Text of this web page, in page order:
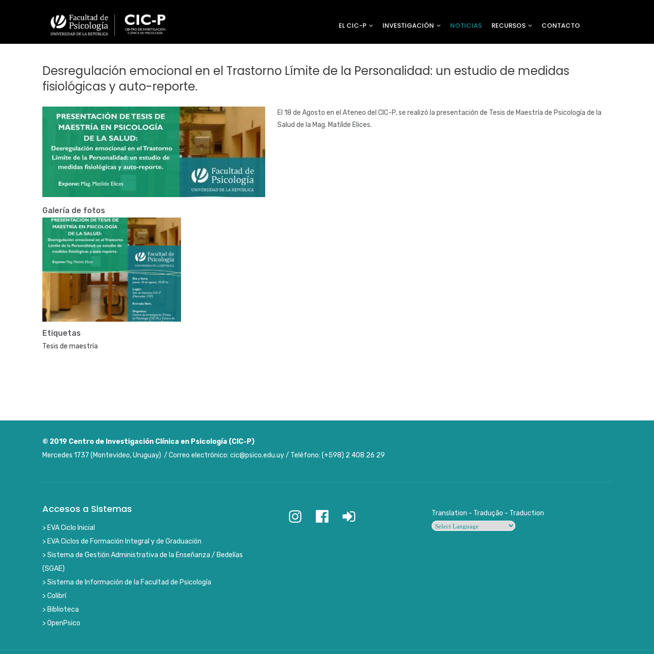
principal
EL CIC-P INVESTIGACIÓN NOTICIAS RECURSOS CONTACTO
Desregulación emocional en el Trastorno Límite de la Personalidad: un estudio de medidas
fisiológicas y auto-reporte.
Imagen/Afiche
El 18 de Agosto en el Ateneo del CIC-P, se realizó la presentación de Tesis de Maestría de Psicología de la
Salud de la Mag. Matílde Elices.
Galería de fotos
Etiquetas
Tesis de maestría
© 2019 Centro de Investigación Clínica en Psicología (CIC-P)
Mercedes 1737 (Montevideo, Uruguay) / Correo electrónico: cic@psico.edu.uy / Teléfono: (+598) 2 408 26 29
Accesos a Sistemas
> EVA Ciclo Inicial
> EVA Ciclos de Formación Integral y de Graduación
> Sistema de Gestión Administrativa de la Enseñanza / Bedelías
(SGAE)
> Sistema de Información de la Facultad de Psicología
> Colibrí
> Biblioteca
> OpenPsico
Translation - Tradução - Traduction